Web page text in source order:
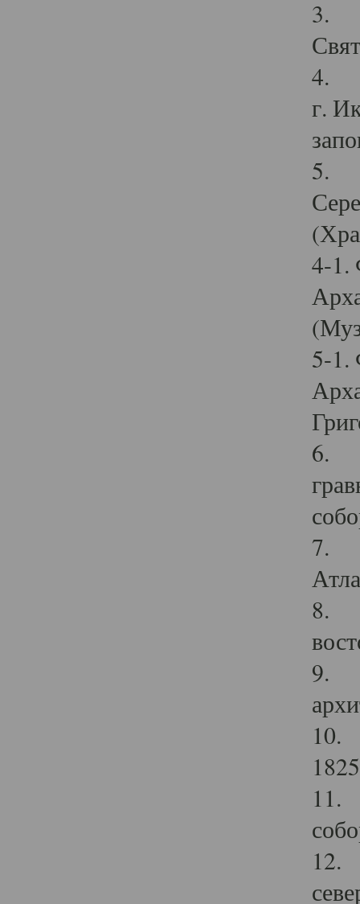
3.
4.
г.
5.
4-1.
5-1.
6.
7.
8.
9.
10.
11.
12.